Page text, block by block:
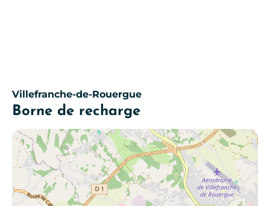
Villefranche-de-Rouergue
Borne de recharge